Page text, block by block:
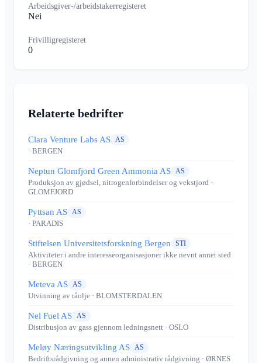
Arbeidsgiver-/arbeidstakerregisteret
Nei
Frivilligregisteret
0
Relaterte bedrifter
Clara Venture Labs AS AS
· BERGEN
Neptun Glomfjord Green Ammonia AS AS
Produksjon av gjødsel, nitrogenforbindelser og vekstjord ·
GLOMFJORD
Pyttsan AS AS
· PARADIS
Stiftelsen Universitetsforskning Bergen STI
Aktiviteter i andre interesseorganisasjoner ikke nevnt annet sted
· BERGEN
Meteva AS AS
Utvinning av råolje · BLOMSTERDALEN
Nel Fuel AS AS
Distribusjon av gass gjennom ledningsnett · OSLO
Meløy Næringsutvikling AS AS
Bedriftsrådgivning og annen administrativ rådgivning · ØRNES